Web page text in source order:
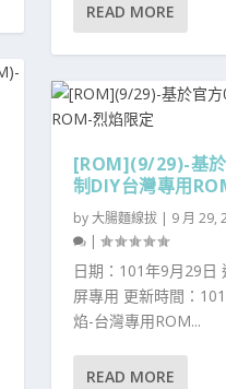
READ MORE
[ROM](9/29)-基
制DIY台灣專用
by大腸麵線拔| 9 月 29,
|
日期：101年9月29
屏專用 更新時間：
焰-台灣專用ROM...
READ MORE